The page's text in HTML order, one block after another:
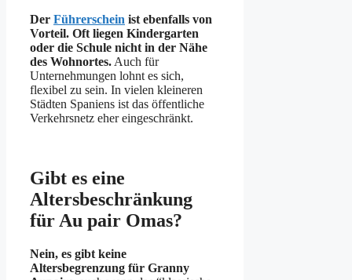
Der Führerschein ist ebenfalls von
Vorteil. Oft liegen Kindergarten
oder die Schule nicht in der Nähe
des Wohnortes. Auch für
Unternehmungen lohnt es sich,
flexibel zu sein. In vielen kleineren
Städten Spaniens ist das öffentliche
Verkehrsnetz eher eingeschränkt.
Gibt es eine
Altersbeschränkung
für Au pair Omas?
Nein, es gibt keine
Altersbegrenzung für Granny